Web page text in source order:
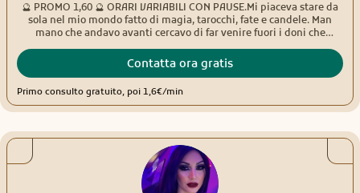
🔮 PROMO 1,60 🔮 ORARI VARIABILI CON PAUSE.Mi piaceva stare da
sola nel mio mondo fatto di magia, tarocchi, fate e candele. Man
mano che andavo avanti cercavo di far venire fuori i doni che
giovane età. In me troverai una persona empatica, pronta ad
ascoltarti e non giudicarti. Amo aiutare gli altri, trovare insieme
lascerò mai sola/o. Chi si affida a me trova prima di tutto un’amica
sincera, diretta che ti dira’ in ogni caso la verità per il tuo bene. Per i
pendolo e la sfera di cristallo. Ci tengo a precisare che non rispondo
a domande in generale, sulla salute,sulla gravidanza,questioni
legali e concorsi. Mi trovi online tutti i giorni con comprensibili
pause. I miei orari possono variare. Contattami con fiducia. Un
abbraccio di luce.
Contatta ora gratis
Primo consulto gratuito, poi 1,6€/min